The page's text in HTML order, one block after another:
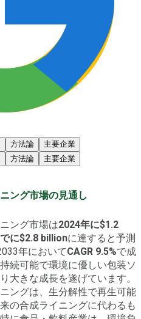
方法論
主要企業
方法論
主要企業
ング市場の見通し
ング市場は2024年に$1.2
に$2.8 billionに達すると予測
年においてCAGR 9.5%で成
続可能で環境に優しい包装ソ
大きな成長を遂げています。
ングは、生分解性で再生可能
の合成ライニングに代わるも